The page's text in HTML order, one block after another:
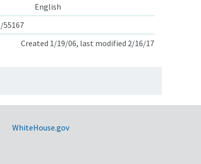
English
Created 1/19/06, last modified 2/16/17
WhiteHouse.gov